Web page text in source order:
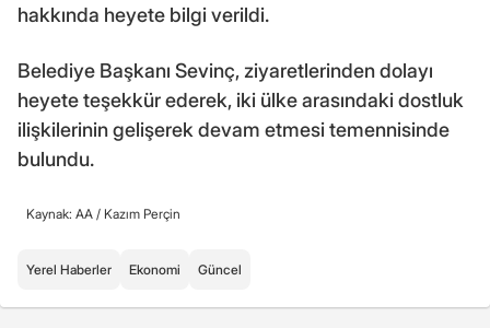
hakkında heyete bilgi verildi.
Belediye Başkanı Sevinç, ziyaretlerinden dolayı
heyete teşekkür ederek, iki ülke arasındaki dostluk
ilişkilerinin gelişerek devam etmesi temennisinde
bulundu.
Kaynak: AA / Kazım Perçin
Yerel Haberler Ekonomi Güncel